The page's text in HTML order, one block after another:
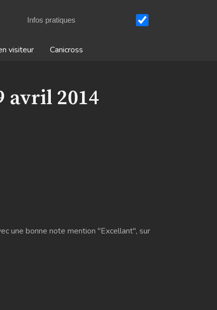
Infos pratiques
visiteur Canicross
avril 2014
une bonne note mention "Excellant", sur